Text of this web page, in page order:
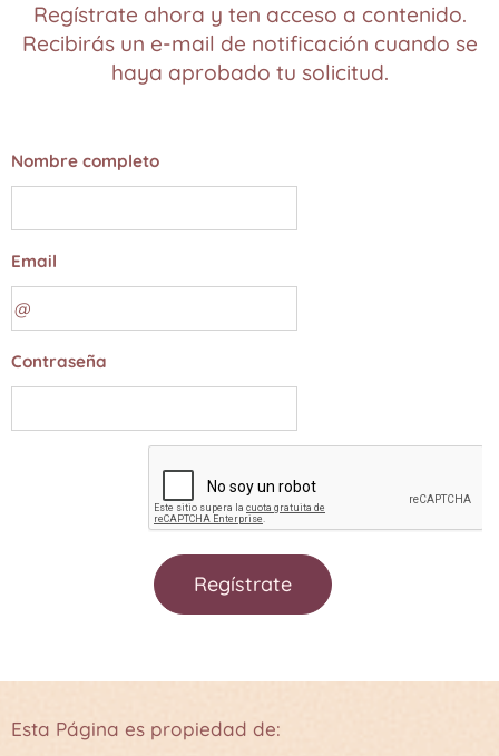
Regístrate ahora y ten acceso a contenido.
Recibirás un e-mail de notificación cuando se
haya aprobado tu solicitud.
Nombre completo
Email
Contraseña
Regístrate
Esta Página es propiedad de: